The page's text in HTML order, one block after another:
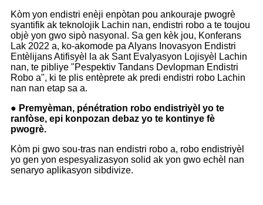
Kòm yon endistri enèji enpòtan pou ankouraje pwogrè
syantifik ak teknolojik Lachin nan, endistri robo a te toujou
objè yon gwo sipò nasyonal. Sa gen kèk jou, Konferans
Lak 2022 a, ko-akomode pa Alyans Inovasyon Endistri
Entèlijans Atifisyèl la ak Sant Evalyasyon Lojisyèl Lachin
nan, te pibliye "Pespektiv Tandans Devlopman Endistri
Robo a", ki te plis entèprete ak predi endistri robo Lachin
nan nan etap sa a.
● Premyèman, pénétration robo endistriyèl yo te
ranfòse, epi konpozan debaz yo te kontinye fè
pwogrè.
Kòm pi gwo sou-tras nan endistri robo a, robo endistriyèl
yo gen yon espesyalizasyon solid ak yon gwo echèl nan
senaryo aplikasyon sibdivize.